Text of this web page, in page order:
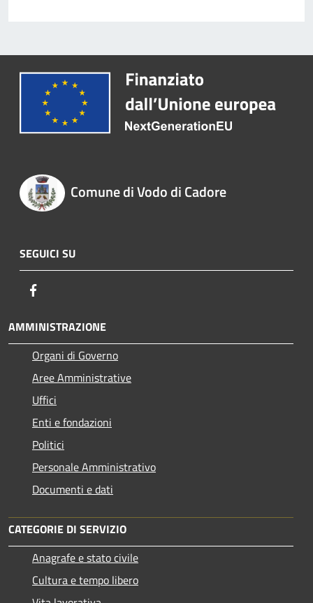
Comune di Vodo di Cadore
SEGUICI SU
AMMINISTRAZIONE
Organi di Governo
Aree Amministrative
Uffici
Enti e fondazioni
Politici
Personale Amministrativo
Documenti e dati
CATEGORIE DI SERVIZIO
Anagrafe e stato civile
Cultura e tempo libero